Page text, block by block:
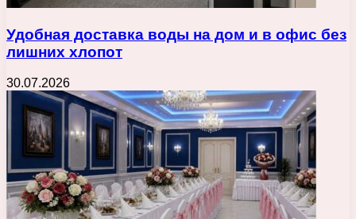
Удобная доставка воды на дом и в офис без
лишних хлопот
30.07.2026